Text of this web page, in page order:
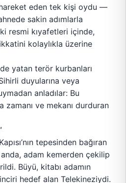
eden tek kişi oydu —
sakin adımlarla
resmi kıyafetleri içinde,
kolaylıkla üzerine
yatan terör kurbanları
duyularına veya
anladılar: Bu
zamanı ve mekanı durduran
tepesinden bağıran
adam kemerden çekilip
Büyü, kitabı adamın
hedef alan Telekineziydi.